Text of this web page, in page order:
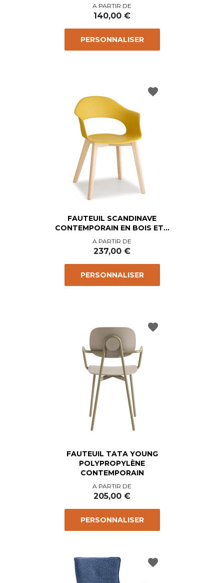
Prix
A PARTIR DE
140,00 €
PERSONNALISER
FAUTEUIL SCANDINAVE
CONTEMPORAIN EN BOIS ET...
Prix
A PARTIR DE
237,00 €
PERSONNALISER
favorite
FAUTEUIL TATA YOUNG
POLYPROPYLÈNE
CONTEMPORAIN
Prix
A PARTIR DE
205,00 €
PERSONNALISER
favorite
favorite